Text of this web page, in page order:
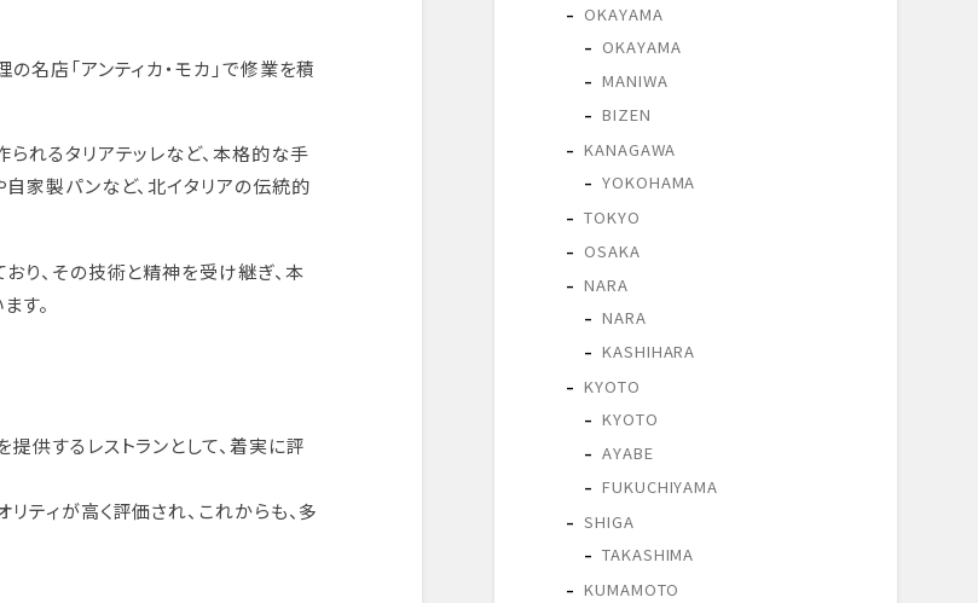
名店「アンティカ・モカ」で修業を積
れるタリアテッレなど、本格的な手
家製パンなど、北イタリアの伝統的
り、その技術と精神を受け継ぎ、本
す。
供するレストランとして、着実に評
ティが高く評価され、これからも、多
OKAYAMA
OKAYAMA
MANIWA
BIZEN
KANAGAWA
YOKOHAMA
TOKYO
OSAKA
NARA
NARA
KASHIHARA
KYOTO
KYOTO
AYABE
FUKUCHIYAMA
SHIGA
TAKASHIMA
KUMAMOTO